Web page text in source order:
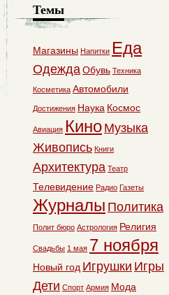
Темы
Магазины Напитки Еда
ОдеждаОбувь Техника
Косметика Автомобили
Достижения Наука Космос
Авиация Кино Музыка
Живопись Книги
Архитектура Театр
Телевидение Радио Газеты
Журналы Политика
Полит бюро Астрология Религия
Свадьбы 1 мая 7 ноября
Новый год Игрушки Игры
Дети Спорт Армия Мода